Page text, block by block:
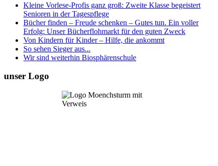
Kleine Vorlese-Profis ganz groß: Zweite Klasse begeistert
Senioren in der Tagespflege
Bücher finden – Freude schenken – Gutes tun. Ein voller
Erfolg: Unser Bücherflohmarkt für den guten Zweck
Von Kindern für Kinder – Hilfe, die ankommt
So sehen Sieger aus...
Wir sind weiterhin Biosphärenschule
unser Logo